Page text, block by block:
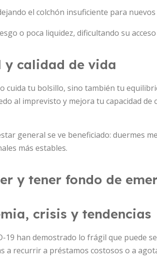
el colchón insuficiente para
o poca liquidez, dificultando su
y calidad de vida
cuida tu bolsillo, sino también tu
al imprevisto y mejora tu capacidad de
general se ve beneficiado: duermes
más estables.
y tener fondo de
crisis y tendencias
19 han demostrado lo frágil que puede
a recurrir a préstamos costosos o a